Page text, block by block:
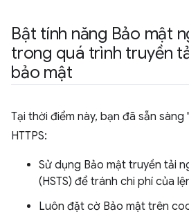
Bật tính năng Bảo mật
trong quá trình truyền
bảo mật
Tại thời điểm này, bạn đã sẵn
HTTPS:
Sử dụng Bảo mật truyền tải
(HSTS) để tránh chi phí của
Luôn đặt cờ Bảo mật trên